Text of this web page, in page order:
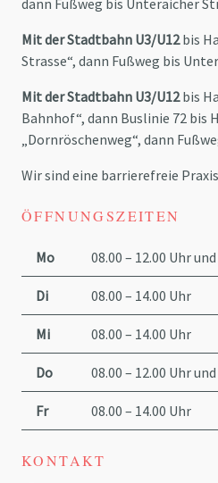
Mit der Stadtbahn U3/U12bis
Strasse“, dann Fußweg bis
Mit der Stadtbahn U3/U12bis
Bahnhof“, dann Buslinie 72 bis
„Dornröschenweg“, dann
Wir sind eine barrierefreie
ÖFFNUNGSZEITEN
Mo 08.00 – 12.00 Uhr
Di 08.00 – 14.00 Uhr
Mi 08.00 – 14.00 Uhr
Do 08.00 – 12.00 Uhr
Fr 08.00 – 14.00 Uhr
KONTAKT